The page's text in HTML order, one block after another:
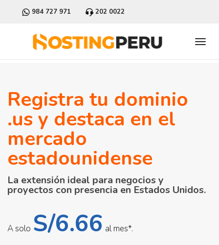
984 727 971 202 0022
Registra tu dominio
.us y destaca en el
mercado
estadounidense
La extensión ideal para negocios y
proyectos con presencia en Estados Unidos.
A solo S/6.66 al mes*.